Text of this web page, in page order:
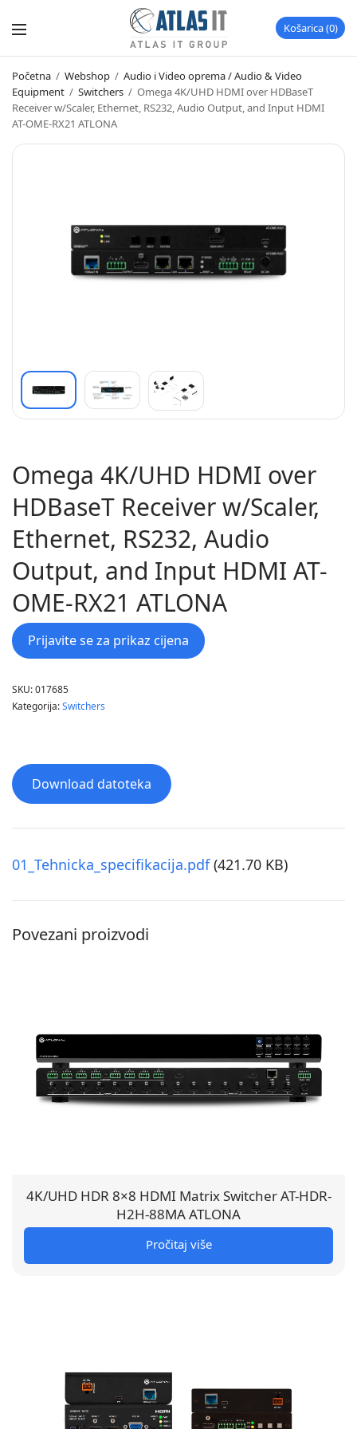
Košarica 0
Početna / Webshop / Audio i Video oprema / Audio & Video
Equipment / Switchers / Omega 4K/UHD HDMI over HDBaseT
Receiver w/Scaler, Ethernet, RS232, Audio Output, and Input HDMI
AT-OME-RX21 ATLONA
Omega 4K/UHD HDMI over
HDBaseT Receiver w/Scaler,
Ethernet, RS232, Audio
Output, and Input HDMI AT-
OME-RX21 ATLONA
Prijavite se za prikaz cijena
SKU:017685
Kategorija:Switchers
Download datoteka
01_Tehnicka_specifikacija.pdf(421.70 KB)
Povezani proizvodi
4K/UHD HDR 8×8 HDMI Matrix Switcher AT-HDR-
H2H-88MA ATLONA
Pročitaj više